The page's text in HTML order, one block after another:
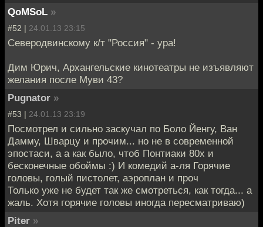
QoMSoL »
#52 | 24.01.13 23:15
Северодвинскому к/т "Россия" - ура!
Дим Юрич, Архангельские кинотеатры не изъявляют
желания после Муви 43?
Pugnator »
#53 | 24.01.13 23:19
Посмотрел и сильно заскучал по Боло Йенгу, Ван
Дамму, Шварцу и прочим... но не в современной
эпостаси, а а как было, чтоб Понтиаки 80х и
бесконечные обоймы :) И комедий а-ля Горячие
головы, голый пистолет, аэроплан и проч
Только уже не будет так же смотреться, как тогда... а
жаль. Хотя горячие головы иногда пересматриваю)
Piter »